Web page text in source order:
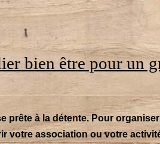
bien être pour un
prête à la détente. Pour
votre association ou votre